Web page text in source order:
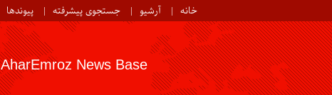
خانه آرشیو جستجوی پیشرفته پیوندها
AharEmroz News Base